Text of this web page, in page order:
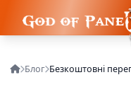
Блог